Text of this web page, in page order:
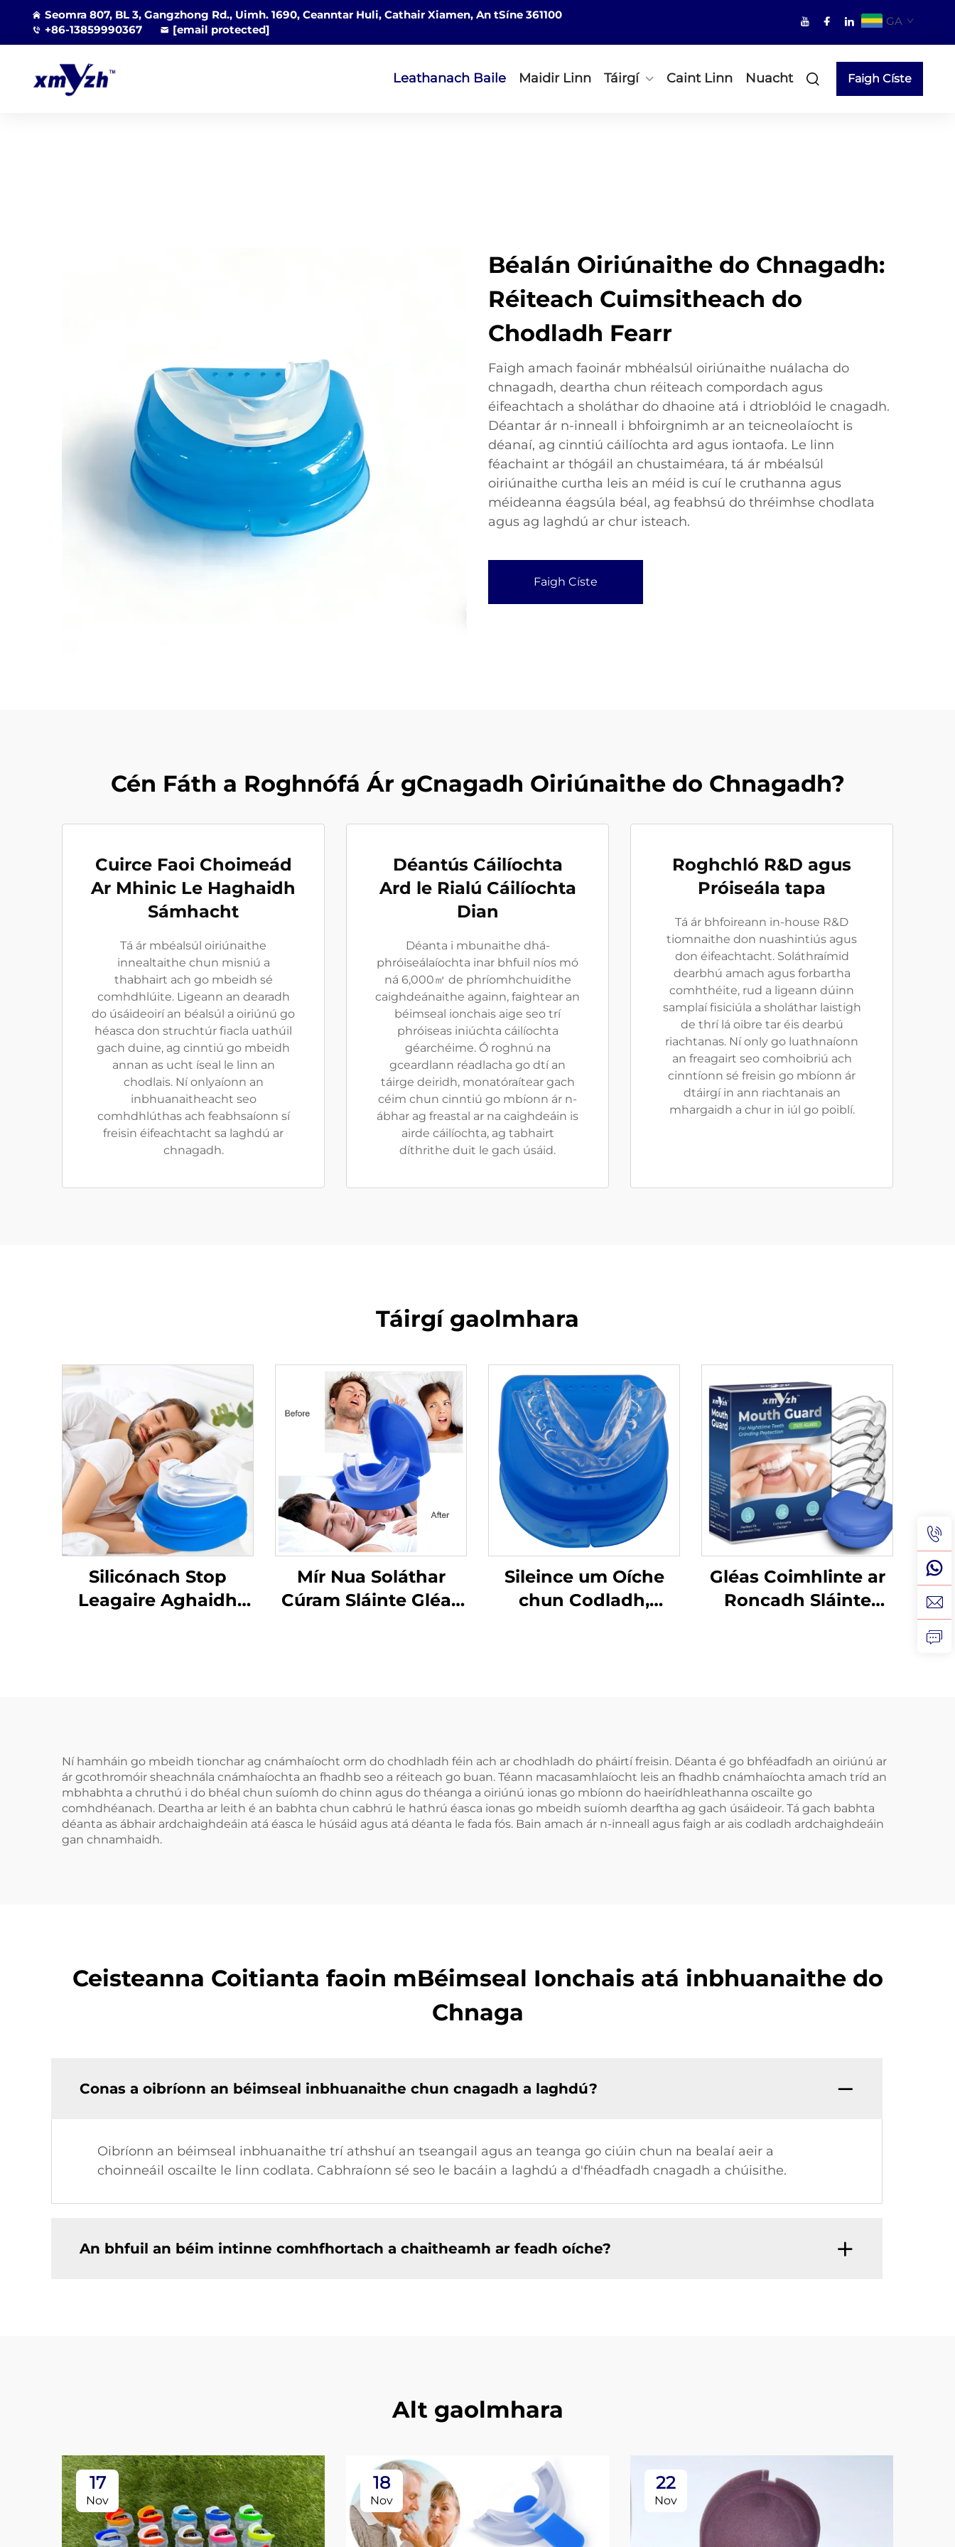
Seomra 807, BL 3, Gangzhong Rd., Uimh. 1690, Ceanntar Huli, Cathair Xiamen, An tSíne 361100
+86-13859990367
[email protected]
GA
Leathanach Baile Maidir Linn Táirgí Caint Linn Nuacht Faigh Císte
Béalán Oiriúnaithe do Chnagadh:
Réiteach Cuimsitheach do
Chodladh Fearr
Faigh amach faoinár mbhéalsúl oiriúnaithe nuálacha do
chnagadh, deartha chun réiteach compordach agus
éifeachtach a sholáthar do dhaoine atá i dtrioblóid le cnagadh.
Déantar ár n-inneall i bhfoirgnimh ar an teicneolaíocht is
déanaí, ag cinntiú cáilíochta ard agus iontaofa. Le linn
féachaint ar thógáil an chustaiméara, tá ár mbéalsúl
oiriúnaithe curtha leis an méid is cuí le cruthanna agus
méideanna éagsúla béal, ag feabhsú do thréimhse chodlata
agus ag laghdú ar chur isteach.
Faigh Císte
Cén Fáth a Roghnófá Ár gCnagadh Oiriúnaithe do Chnagadh?
Cuirce Faoi Choimeád
Ar Mhinic Le Haghaidh
Sámhacht
Tá ár mbéalsúl oiriúnaithe
innealtaithe chun misniú a
thabhairt ach go mbeidh sé
comhdhlúite. Ligeann an dearadh
do úsáideoirí an béalsúl a oiriúnú go
héasca don struchtúr fiacla uathúil
gach duine, ag cinntiú go mbeidh
annan as ucht íseal le linn an
chodlais. Ní onlyaíonn an
inbhuanaitheacht seo
comhdhlúthas ach feabhsaíonn sí
freisin éifeachtacht sa laghdú ar
chnagadh.
Déantús Cáilíochta
Ard le Rialú Cáilíochta
Dian
Déanta i mbunaithe dhá-
phróiseálaíochta inar bhfuil níos mó
ná 6,000㎡ de phríomhchuidithe
caighdeánaithe againn, faightear an
béimseal ionchais aige seo trí
phróiseas iniúchta cáilíochta
géarchéime. Ó roghnú na
gceardlann réadlacha go dtí an
táirge deiridh, monatóraítear gach
céim chun cinntiú go mbíonn ár n-
ábhar ag freastal ar na caighdeáin is
airde cáilíochta, ag tabhairt
díthrithe duit le gach úsáid.
Roghchló R&D agus
Próiseála tapa
Tá ár bhfoireann in-house R&D
tiomnaithe don nuashintiús agus
don éifeachtacht. Soláthraímid
dearbhú amach agus forbartha
comhthéite, rud a ligeann dúinn
samplaí fisiciúla a sholáthar laistigh
de thrí lá oibre tar éis dearbú
riachtanas. Ní only go luathnaíonn
an freagairt seo comhoibriú ach
cinntíonn sé freisin go mbíonn ár
dtáirgí in ann riachtanais an
mhargaidh a chur in iúl go poiblí.
Táirgí gaolmhara
Silicónach Stop
Leagaire Aghaidh
Mír Nua Soláthar
Cúram Sláinte Gléas
Sileince um Oíche
chun Codladh,
um Oíche, Croíceann
in aghaidh
Cnamhastar
Gléas Coimhlinte ar
Roncadh Sláinte
Róncaíocht Gléas
Anti-Roncach Tape
Béal
Ní hamháin go mbeidh tionchar ag cnámhaíocht orm do chodhladh féin ach ar chodhladh do pháirtí freisin. Déanta é go bhféadfadh an oiriúnú ar
ár gcothromóir sheachnála cnámhaíochta an fhadhb seo a réiteach go buan. Téann macasamhlaíocht leis an fhadhb cnámhaíochta amach tríd an
mbhabhta a chruthú i do bhéal chun suíomh do chinn agus do théanga a oiriúnú ionas go mbíonn do haeirídhleathanna oscailte go
comhdhéanach. Deartha ar leith é an babhta chun cabhrú le hathrú éasca ionas go mbeidh suíomh dearftha ag gach úsáideoir. Tá gach babhta
déanta as ábhair ardchaighdeáin atá éasca le húsáid agus atá déanta le fada fós. Bain amach ár n-inneall agus faigh ar ais codladh ardchaighdeáin
gan chnamhaidh.
Ceisteanna Coitianta faoin mBéimseal Ionchais atá inbhuanaithe do
Chnaga
Conas a oibríonn an béimseal inbhuanaithe chun cnagadh a laghdú?
Oibríonn an béimseal inbhuanaithe trí athshuí an tseangail agus an teanga go ciúin chun na bealaí aeir a
choinneáil oscailte le linn codlata. Cabhraíonn sé seo le bacáin a laghdú a d'fhéadfadh cnagadh a chúisithe.
An bhfuil an béim intinne comhfhortach a chaitheamh ar feadh oíche?
Alt gaolmhara
17
Nov
18
Nov
22
Nov